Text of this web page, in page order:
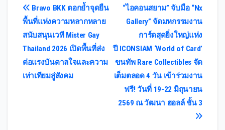
Post
navigation
“ไอคอนสยาม” จับมือ “Nx
Gallery” จัดมหกรรมงาน
การ์ดสุดยิ่งใหญ่แห่ง
ปี ICONSIAM ‘World of Card’
ขนทัพ Rare Collectibles จัด
เต็มตลอด 4 วัน เข้าร่วมงาน
ฟรี! วันที่ 19-22 มิถุนายน
2569 ณ วัฒนา ฮอลล์ ชั้น 3
Bravo BKK ตอกย้ำจุดยืน
พื้นที่แห่งความหลากหลาย
สนับสนุนเวที Mister Gay
Thailand 2026 เปิดพื้นที่ส่ง
ต่อแรงบันดาลใจและความ
เท่าเทียมสู่สังคม